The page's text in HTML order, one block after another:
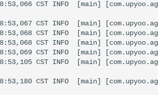
CST INFO  [main]
CST INFO  [main]
CST INFO  [main]
CST INFO  [main]
CST INFO  [main]
CST INFO  [main]
CST INFO  [main]